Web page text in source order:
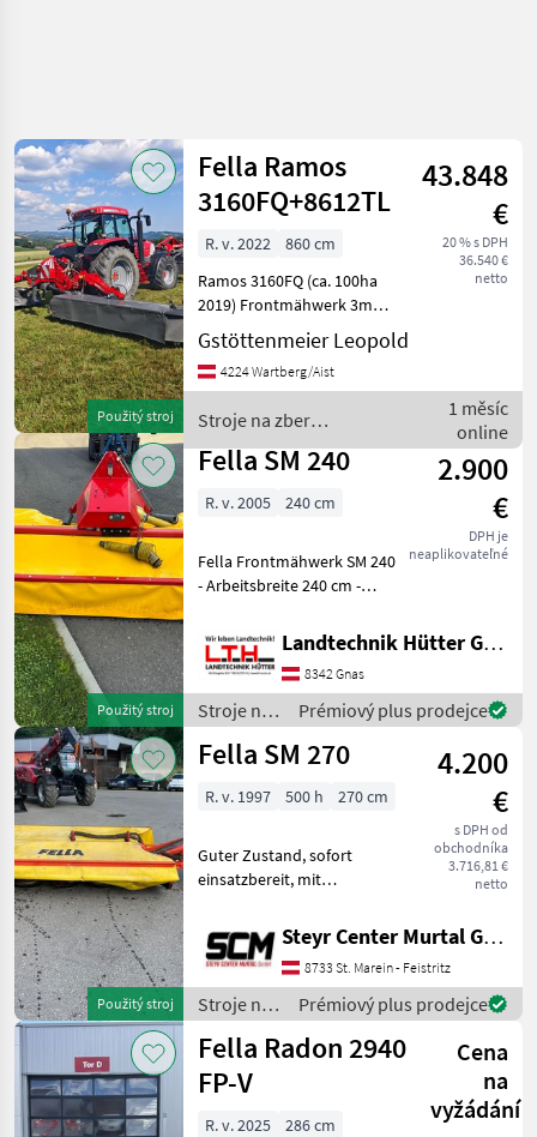
Použitý stroj
Fella Ramos
3160FQ+8612TL
43.848
€
20 % s DPH
36.540 €
netto
R. v. 2022
860 cm
Ramos 3160FQ (ca. 100ha
2019) Frontmähwerk 3m
mit FQ Bock für perfekte
Bodenanpassung. Ramos
8612 TL Heckmähwerk
Kotúče, Osvetlenie, výkyvn
Gstöttenmeier Leopold
4224 Wartberg/Aist
Stroje na zber
objemových krmív / Fella
1 měsíc
online
Použitý stroj
Fella SM 240
2.900
€
DPH je
neaplikovateľné
R. v. 2005 240 cm
Fella Frontmähwerk SM 240
- Arbeitsbreite 240 cm -
Klingeanzahl 8 stück - Sehr
Leicht für Frontanbau -
Antrieb 1000 U / min
Landtechnik Hütter GmbH & Co KG
8342 Gnas
Stroje na
zber
objemových
Fella
Prémiový plus prodejce
Použitý stroj
Fella SM 270
4.200
€
s DPH od
obchodníka
3.716,81 €
netto
R. v. 1997 500 h 270 cm
Guter Zustand, sofort
einsatzbereit, mit
skúšobným stavom:
hidraulicky náklon dozadu,
Kardánovyý hriadeľ:
Kotúče, Nastaviť výšku
rezu, : Mačet
Steyr Center Murtal GmbH
8733 St. Marein - Feistritz
Stroje na
zber
objemových
krmív /
Fella
Prémiový plus prodejce
Fella Radon 2940
FP-V
Cena
na
vyžádání
R. v. 2025
286 cm